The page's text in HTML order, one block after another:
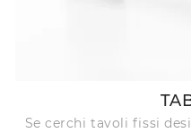
Se cerchi tavoli fissi